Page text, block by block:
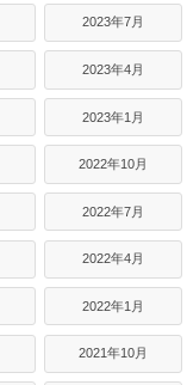
2023年7月
2023年4月
2023年1月
2022年10月
2022年7月
2022年4月
2022年1月
2021年10月